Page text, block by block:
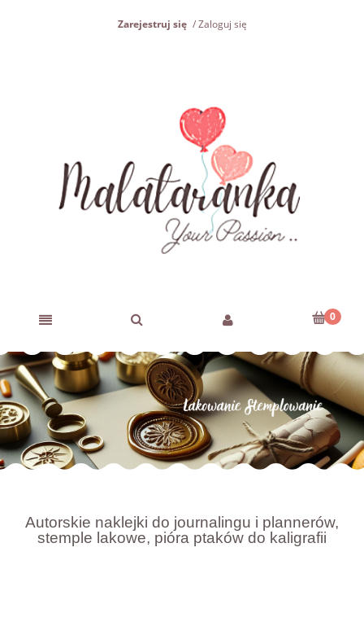
Zarejestruj się Zaloguj się
Autorskie naklejki do journalingu i plannerów,
stemple lakowe, pióra ptaków do kaligrafii